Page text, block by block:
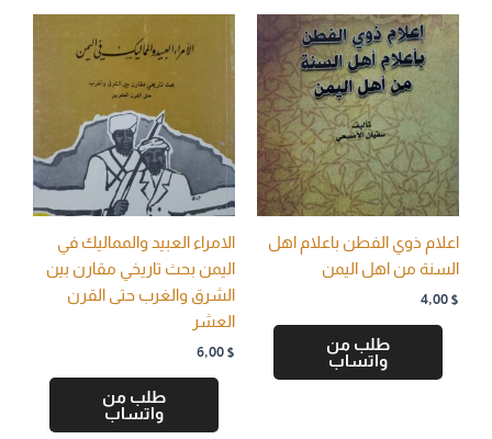
اعلام ذوي الفطن باعلام اهل
السنة من اهل اليمن
4,00 $
طلب من
واتساب
الامراء العبيد والمماليك في
اليمن بحث تاريخي مقارن بين
الشرق والغرب حتى القرن
العشر
6,00 $
طلب من
واتساب